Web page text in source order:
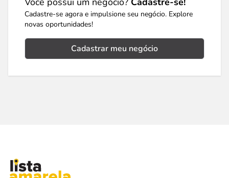
Cadastre-se agora e impulsione seu negócio. Explore
novas oportunidades!
Cadastrar meu negócio